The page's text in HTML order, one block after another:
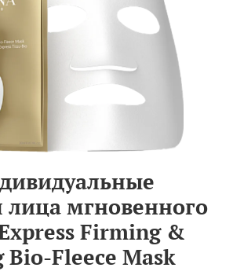
лица мгновенного
Firming &
Bio-Fleece Mask